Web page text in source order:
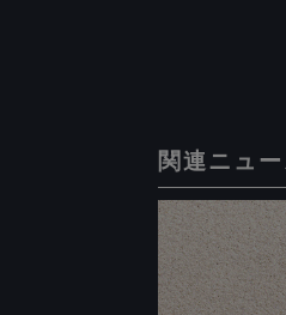
関連ニュ